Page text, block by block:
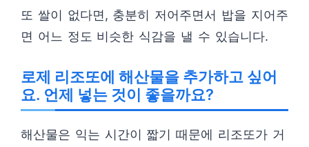
또 쌀이 없다면, 충분히 저어주면서 밥을 지어주
면 어느 정도 비슷한 식감을 낼 수 있습니다.
로제 리조또에 해산물을 추가하고 싶어
요. 언제 넣는 것이 좋을까요?
해산물은 익는 시간이 짧기 때문에 리조또가 거